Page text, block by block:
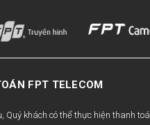
FPT TELECOM
khách có thể thực hiện thanh